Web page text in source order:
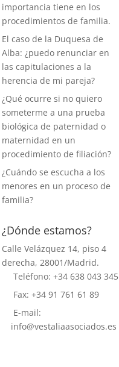
importancia tiene en los
procedimientos de familia.
El caso de la Duquesa de
Alba: ¿puedo renunciar en
las capitulaciones a la
herencia de mi pareja?
¿Qué ocurre si no quiero
someterme a una prueba
biológica de paternidad o
maternidad en un
procedimiento de filiación?
¿Cuándo se escucha a los
menores en un proceso de
familia?
¿Dónde estamos?
Calle Velázquez 14, piso 4
derecha, 28001/Madrid.
Teléfono: +34 638 043 345
Fax: +34 91 761 61 89
E-mail:
info@vestaliaasociados.es